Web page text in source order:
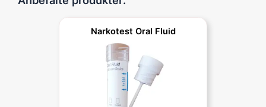
Narkotest Oral Fluid